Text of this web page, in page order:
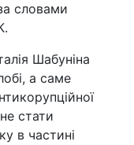
словами
Шабуніна
а саме
стати
в частині